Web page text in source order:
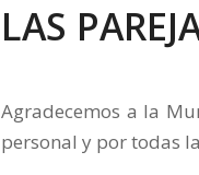
LAS
Agradecemos a la
personal y por todas